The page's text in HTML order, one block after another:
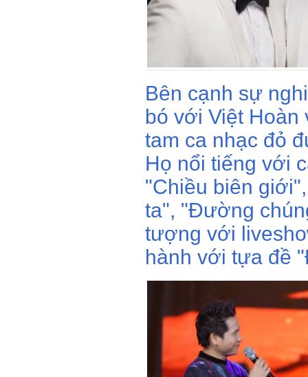
Bên cạnh sự
bó với Việt
tam ca nhạc đỏ
Họ nổi tiếng với
"Chiều biên
ta", "Đường
tượng với
hành với tựa đề